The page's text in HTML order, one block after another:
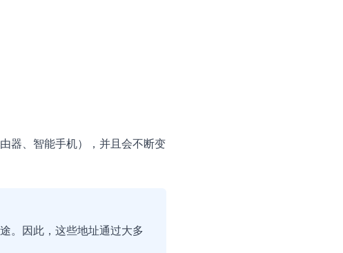
器、智能手机），并且会不断变
。因此，这些地址通过大多